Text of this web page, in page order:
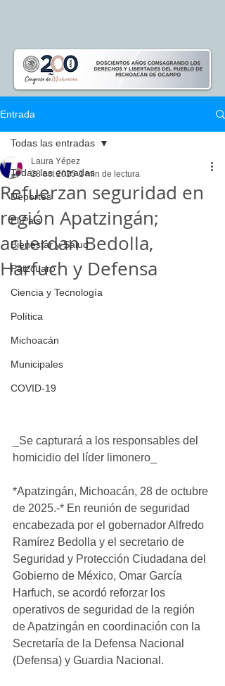
Entrada
Todas las entradas
Deportes
El Pais
Bienestar y Salud
Pátzcuaro
Ciencia y Tecnología
Política
Michoacán
Municipales
COVID-19
Todas las entradas
Refuerzan seguridad en
región Apatzingán;
acuerdan Bedolla,
Harfuch y Defensa
Laura Yépez
28 oct 2025 1 min de lectura
_Se capturará a los responsables del
homicidio del líder limonero_
*Apatzingán, Michoacán, 28 de octubre
de 2025.-* En reunión de seguridad
encabezada por el gobernador Alfredo
Ramírez Bedolla y el secretario de
Seguridad y Protección Ciudadana del
Gobierno de México, Omar García
Harfuch, se acordó reforzar los
operativos de seguridad de la región
de Apatzingán en coordinación con la
Secretaría de la Defensa Nacional
(Defensa) y Guardia Nacional.